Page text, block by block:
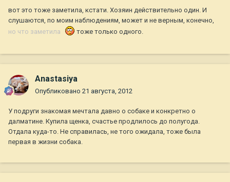
вот это тоже заметила, кстати. Хозяин действительно один. И
слушаются, по моим наблюдениям, может и не верным, конечно,
но что заметила
тоже только одного.
Anastasiya
Опубликовано 21 августа, 2012
У подруги знакомая мечтала давно о собаке и конкретно о
далматине. Купила щенка, счастье продлилось до полугода.
Отдала куда-то. Не справилась, не того ожидала, тоже была
первая в жизни собака.